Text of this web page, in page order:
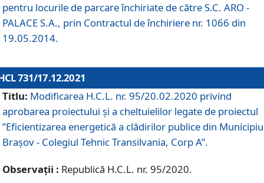
pentru locurile de parcare închiriate de către S.C. ARO -
PALACE S.A., prin Contractul de închiriere nr. 1066 din
19.05.2014.
731/17.12.2021
Titlu: Modificarea H.C.L. nr. 95/20.02.2020 privind
aprobarea proiectului și a cheltuielilor legate de proiectul
”Eficientizarea energetică a clădirilor publice din
Brașov - Colegiul Tehnic Transilvania, Corp A”.
Observații : Republică H.C.L. nr. 95/2020.